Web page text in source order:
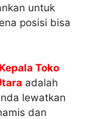
untuk
posisi bisa
Toko
adalah
lewatkan
dan